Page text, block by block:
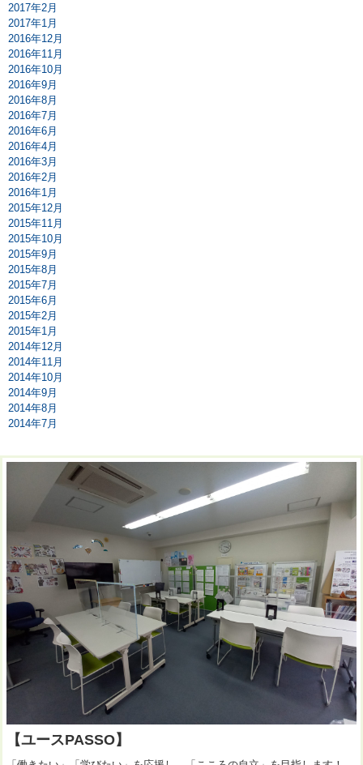
2017年2月
2017年1月
2016年12月
2016年11月
2016年10月
2016年9月
2016年8月
2016年7月
2016年6月
2016年4月
2016年3月
2016年2月
2016年1月
2015年12月
2015年11月
2015年10月
2015年9月
2015年8月
2015年7月
2015年6月
2015年2月
2015年1月
2014年12月
2014年11月
2014年10月
2014年9月
2014年8月
2014年7月
【ユースPASSO】